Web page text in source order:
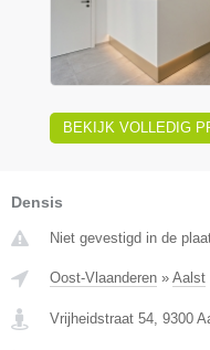
BEKIJK VOLLEDIG
Densis
Niet gevestigd in de
Oost-Vlaanderen » Aalst
Vrijheidstraat 54, 9300